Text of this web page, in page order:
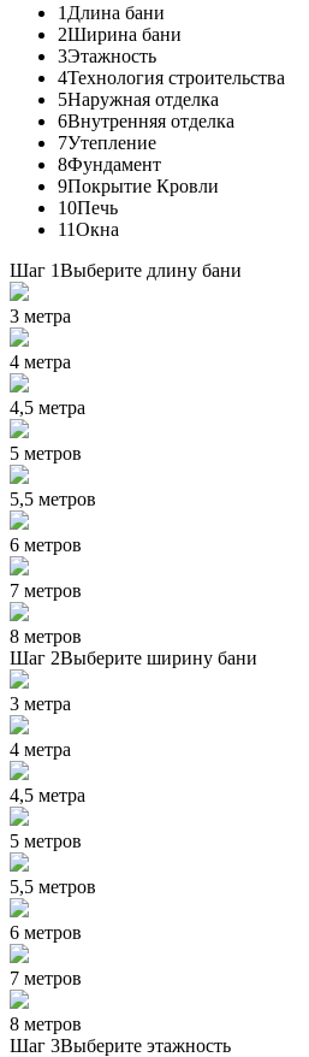
1 Длина бани
2Ширина бани
3Этажность
4Технология строительства
5Наружная отделка
6Внутренняя отделка
7Утепление
8Фундамент
9Покрытие Кровли
10Печь
11Окна
Шаг 1Выберите длину бани
3 метра
4 метра
4,5 метра
5 метров
5,5 метров
6 метров
7 метров
8 метров
Шаг 2Выберите ширину бани
3 метра
4 метра
4,5 метра
5 метров
5,5 метров
6 метров
7 метров
8 метров
Шаг 3Выберите этажность